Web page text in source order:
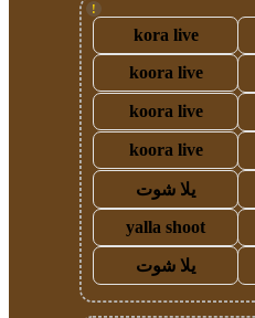
!
kora live
koora live
koora live
koora live
يلا شوت
yalla shoot
يلا شوت